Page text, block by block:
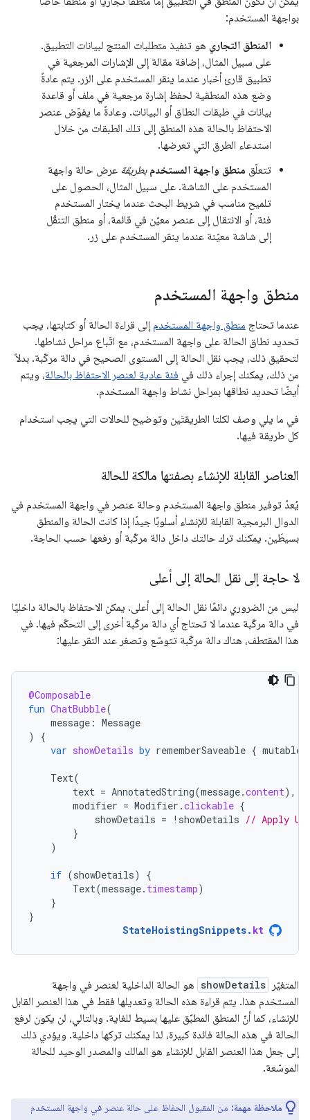
بواجهة المستخدم:
المنطق التجاري هو تنفيذ متطلبات المنتج لبيانات التطبيق.
على سبيل المثال، إضافة مقالة إلى الإشارات المرجعية في
تطبيق قارئ أخبار عندما ينقر المستخدم على الزر. يتم عادةً
وضع هذه المنطقية لحفظ إشارة مرجعية في ملف أو قاعدة
بيانات في طبقات النطاق أو البيانات. وعادةً ما يفوّض عنصر
الاحتفاظ بالحالة هذه المنطق إلى تلك الطبقات من خلال
استدعاء الطرق التي تعرضها.
تتعلّق منطق واجهة المستخدم بطريقة عرض حالة واجهة
المستخدم على الشاشة. على سبيل المثال، الحصول على
تلميح مناسب في شريط البحث عندما يختار المستخدم
فئة، أو الانتقال إلى عنصر معيّن في قائمة، أو منطق التنقّل
إلى شاشة معيّنة عندما ينقر المستخدم على زر.
منطق واجهة المستخدم
عندما تحتاج منطق واجهة المستخدم إلى قراءة الحالة أو كتابتها، يجب
تحديد نطاق الحالة على واجهة المستخدم، مع اتّباع مراحل نشاطها.
لتحقيق ذلك، يجب نقل الحالة إلى المستوى الصحيح في دالة مركّبة. بدلاً
من ذلك، يمكنك إجراء ذلك في فئة عادية لعنصر الاحتفاظ بالحالة، ويتم
أيضًا تحديد نطاقها بمراحل نشاط واجهة المستخدم.
في ما يلي وصف لكلتا الطريقتَين وتوضيح للحالات التي يجب استخدام
كل طريقة فيها.
العناصر القابلة للإنشاء بصفتها مالكة للحالة
يُعدّ توفير منطق واجهة المستخدم وحالة عنصر في واجهة المستخدم في
الدوال البرمجية القابلة للإنشاء أسلوبًا جيدًا إذا كانت الحالة والمنطق
بسيطَين. يمكنك ترك حالتك داخل دالة مركّبة أو رفعها حسب الحاجة.
لا حاجة إلى نقل الحالة إلى أعلى
ليس من الضروري دائمًا نقل الحالة إلى أعلى. يمكن الاحتفاظ بالحالة داخليًا
في دالة مركّبة عندما لا تحتاج أي دالة مركّبة أخرى إلى التحكّم فيها. في
هذا المقتطف، هناك دالة مركّبة تتوسّع وتصغر عند النقر عليها:
@Composable
fun ChatBubble(
message : Message
)
{
var showDetails by rememberSaveable {
Text(
text = AnnotatedString(message.content),
modifier = Modifier .clickable {
showDetails = ! showDetails // Apply
}
)
if (showDetails)
{
Text(message. timestamp)
}
}
StateHoistingSnippets. kt
المتغيّر showDetails هو الحالة الداخلية لعنصر في واجهة
المستخدم هذا. يتم قراءة هذه الحالة وتعديلها فقط في هذا العنصر القابل
للإنشاء، كما أنّ المنطق المطبَّق عليها بسيط للغاية. وبالتالي، لن يكون لرفع
الحالة في هذه الحالة فائدة كبيرة، لذا يمكنك تركها داخلية. ويؤدي ذلك
إلى جعل هذا العنصر القابل للإنشاء هو المالك والمصدر الوحيد للحالة
الموسّعة.
ملاحظة مهمة: من المقبول الحفاظ على حالة عنصر في واجهة المستخدم